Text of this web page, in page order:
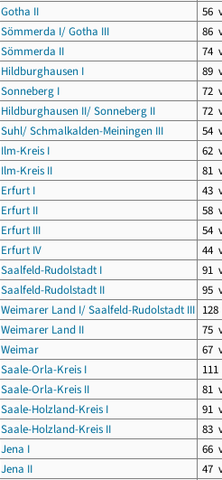
Gotha II
56
Sömmerda I/ Gotha III
86
Sömmerda II
74
Hildburghausen I
89
Sonneberg I
72
Hildburghausen II/ Sonneberg II
72
Suhl/ Schmalkalden-Meiningen III
54
Ilm-Kreis I
62
Ilm-Kreis II
81
Erfurt I
43
Erfurt II
58
Erfurt III
54
Erfurt IV
44
Saalfeld-Rudolstadt I
91
Saalfeld-Rudolstadt II
95
Weimarer Land I/ Saalfeld-Rudolstadt III
Weimarer Land II
75
Weimar
67
Saale-Orla-Kreis I
Saale-Orla-Kreis II
81
Saale-Holzland-Kreis I
91
Saale-Holzland-Kreis II
83
Jena I
66
Jena II
47